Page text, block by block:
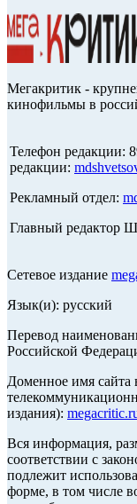
Мегакритик -
кинофильмы в
Телефон редакции:
редакции:
Рекламный отдел:
Главный редактор
Сетевое издание
Язык(и): русский
Перевод
Российской
Доменное имя
издания):
Вся информация,
соответствии с
подлежит
форме, в том числе